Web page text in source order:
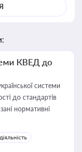
КВЕД до
системи
до стандартів
нормативні